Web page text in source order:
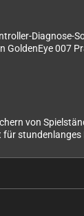
Diagnose-
GoldenEye 007
von
stundenlanges